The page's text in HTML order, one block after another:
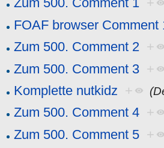
FOAF browser Comment
Zum 500. Comment 2 +
Zum 500. Comment 3 +
Komplette nutkidz +
Zum 500. Comment 4 +
Zum 500. Comment 5 +